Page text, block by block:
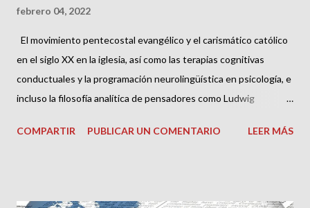
febrero 04, 2022
El movimiento pentecostal evangélico y el carismático católico
en el siglo XX en la iglesia, así como las terapias cognitivas
conductuales y la programación neurolingüística en psicología, e
incluso la filosofía analítica de pensadores como Ludwig
Echeverria, vienen de un modo u otro llamando nuestra atención
COMPARTIR PUBLICAR UN COMENTARIO LEER MÁS